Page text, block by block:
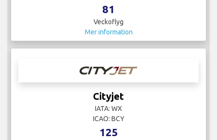
81
Veckoflyg
Mer information
Cityjet
IATA: WX
ICAO: BCY
125